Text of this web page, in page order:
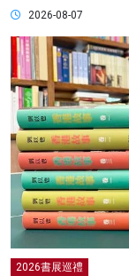
2026-08-07
2026書展巡禮